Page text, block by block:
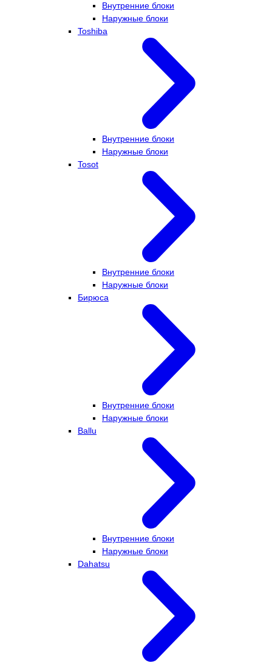
Внутренние блоки
Наружные блоки
Toshiba
Внутренние блоки
Наружные блоки
Tosot
Внутренние блоки
Наружные блоки
Бирюса
Внутренние блоки
Наружные блоки
Ballu
Внутренние блоки
Наружные блоки
Dahatsu